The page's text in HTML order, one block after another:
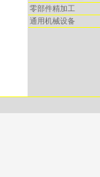
零部件精加工
通用机械设备